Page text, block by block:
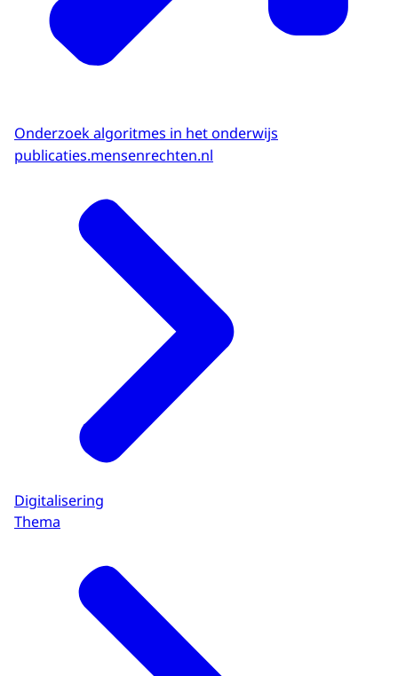
Onderzoek algoritmes in het onderwijs
publicaties.mensenrechten.nl
Digitalisering
Thema